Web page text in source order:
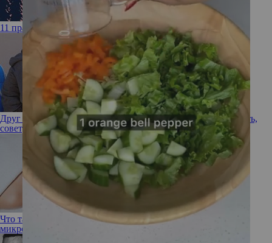
11 правил общения с мужчиной-интровертом
Друг ребенка плохо на него влияет: какие меры предпринять,
советуют психологи
Что такое микротоковая терапия: не вредны ли домашние
микротоки